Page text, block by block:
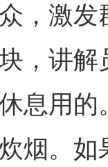
，激
，讲
息用
烟。